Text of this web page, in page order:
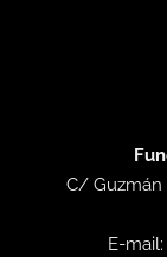
C/ Guzmán
E-mail: